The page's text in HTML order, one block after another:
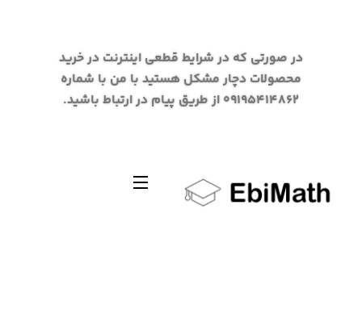
در صورتی که در شرایط قطعی اینترنت در خرید
محصولات دچار مشکل هستید با من با شماره
09195414862 از طریق پیام در ارتباط باشید.